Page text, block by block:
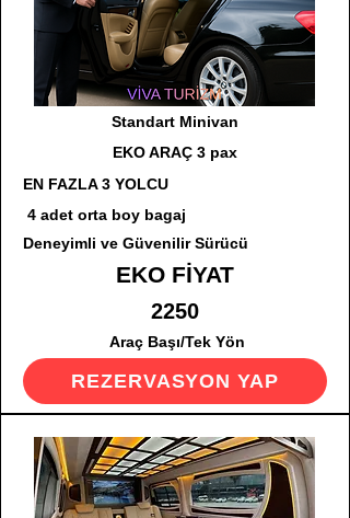
Standart Minivan
EKO ARAÇ 3 pax
EN FAZLA 3 YOLCU
4 adet orta boy bagaj
Deneyimli ve Güvenilir Sürücü
EKO FİYAT
2250
Araç Başı/Tek Yön
REZERVASYON YAP